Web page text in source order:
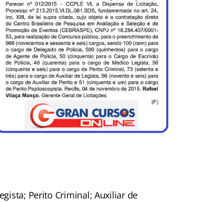
Perito Criminal; Auxiliar de